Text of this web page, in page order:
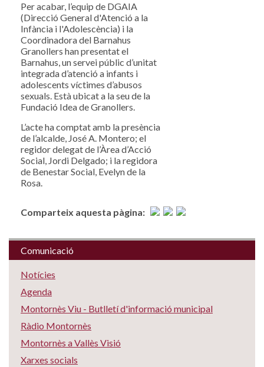
Per acabar, l’equip de DGAIA
(Direcció General d'Atenció a la
Infància i l'Adolescència) i la
Coordinadora del Barnahus
Granollers han presentat el
Barnahus, un servei públic d’unitat
integrada d’atenció a infants i
adolescents víctimes d’abusos
sexuals. Està ubicat a la seu de la
Fundació Idea de Granollers.
L’acte ha comptat amb la presència
de l’alcalde, José A. Montero; el
regidor delegat de l’Àrea d’Acció
Social, Jordi Delgado; i la regidora
de Benestar Social, Evelyn de la
Rosa.
Comparteix aquesta pàgina:
Comunicació
Notícies
Agenda
Montornès Viu - Butlletí d'informació municipal
Ràdio Montornès
Montornès a Vallès Visió
Xarxes socials